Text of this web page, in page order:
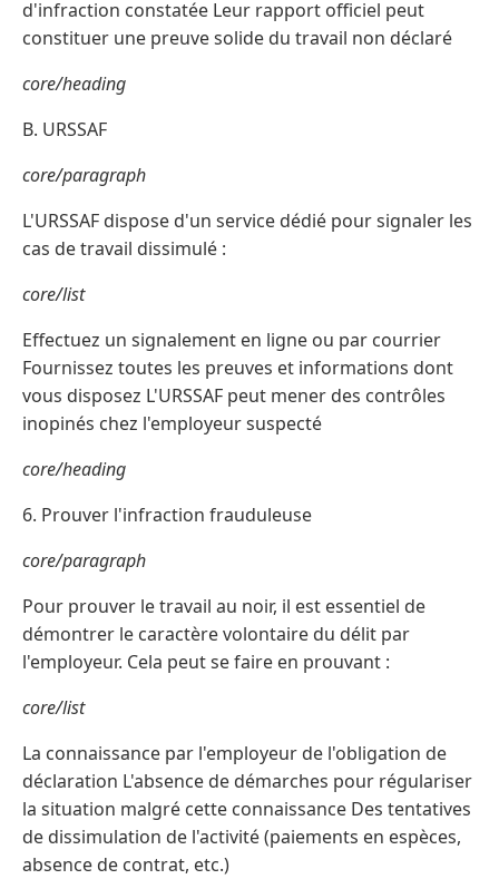
d'infraction constatée Leur rapport officiel peut
constituer une preuve solide du travail non déclaré
core/heading
B. URSSAF
core/paragraph
L'URSSAF dispose d'un service dédié pour signaler les
cas de travail dissimulé :
core/list
Effectuez un signalement en ligne ou par courrier
Fournissez toutes les preuves et informations dont
vous disposez L'URSSAF peut mener des contrôles
inopinés chez l'employeur suspecté
core/heading
6. Prouver l'infraction frauduleuse
core/paragraph
Pour prouver le travail au noir, il est essentiel de
démontrer le caractère volontaire du délit par
l'employeur. Cela peut se faire en prouvant :
core/list
La connaissance par l'employeur de l'obligation de
déclaration L'absence de démarches pour régulariser
la situation malgré cette connaissance Des tentatives
de dissimulation de l'activité (paiements en espèces,
absence de contrat, etc.)